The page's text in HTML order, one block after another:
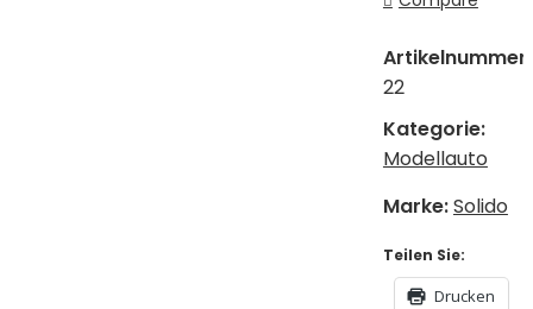
Artikelnummer:
22
Kategorie:
Modellauto
Marke:Solido
Teilen Sie:
Drucken